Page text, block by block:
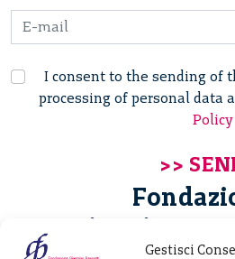
Gestisci
I consent to the sending of
processing of personal data
Policy
Giannino